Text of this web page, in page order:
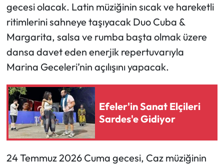
gecesi olacak. Latin müziğinin sıcak ve hareketli
ritimlerini sahneye taşıyacak Duo Cuba &
Margarita, salsa ve rumba başta olmak üzere
dansa davet eden enerjik repertuvarıyla
Marina Geceleri’nin açılışını yapacak.
Efeler'in Sanat Elçileri
Sardes'e Gidiyor
24 Temmuz 2026 Cuma gecesi, Caz müziğinin